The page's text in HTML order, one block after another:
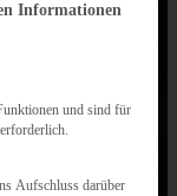
Informationen
erteilt werden
und sind für
Aufschluss darüber